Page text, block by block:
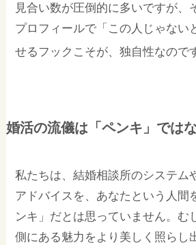
見合い数が圧倒的に多いですが、
プロフィールで「この人じゃない
せるフックこそが、独自性なので
婚活の流儀は「ペンキ」ではな
私たちは、結婚相談所のシステム
アドバイスを、あなたという人間
ンキ」だとは思っていません。む
側にある魅力をより美しく照らし